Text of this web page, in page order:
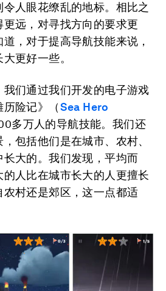
人眼花缭乱的地标。相比之
远，对寻找方向的要求更
，对于提高导航技能来说，
更好一些。
们通过我们开发的电子游戏
险记》（Sea Hero
多万人的导航技能。我们还
包括他们是在城市、农村、
大的。我们发现，平均而
人比在城市长大的人更擅长
村还是郊区，这一点都适